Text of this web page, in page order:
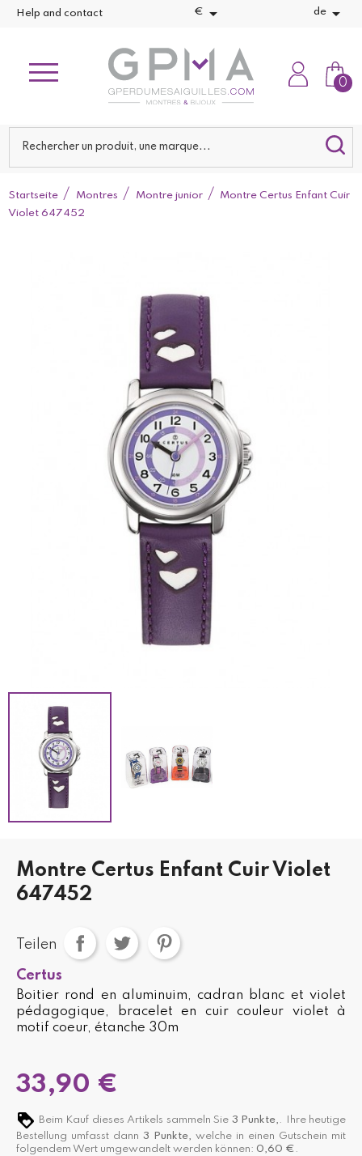
Help and contact €  de 
0
Startseite Montres Montre junior
Montre Certus Enfant Cuir
Violet 647452
Montre Certus Enfant Cuir Violet
647452
Teilen
Certus
Boitier rond en aluminuim, cadran blanc et violet
pédagogique, bracelet en cuir couleur violet à
motif coeur, étanche 30m
33,90 €
Beim Kauf dieses Artikels sammeln Sie 3 Punkte, . Ihre heutige
Bestellung umfasst dann 3 Punkte, welche in einen Gutschein mit
folgendem Wert umgewandelt werden können: 0,60 € .